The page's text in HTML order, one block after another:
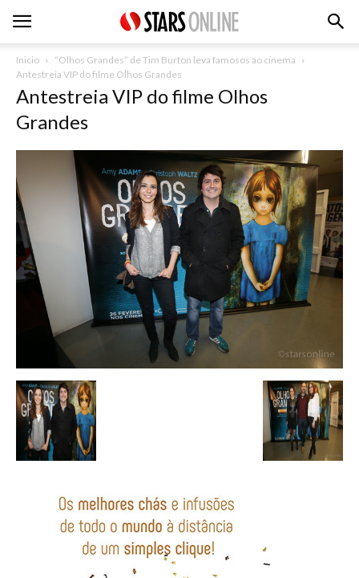
Inicio
“Olhos Grandes” de Tim Burton leva famosos ao cinema
Antestreia VIP do filme Olhos Grandes
Antestreia VIP do filme Olhos
Grandes